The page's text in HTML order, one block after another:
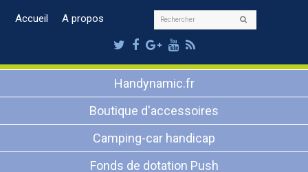
Accueil A propos Rechercher
Twitter
Facebook
Google
Plus
Youtube
RSS
Handynamic.fr
Boutique d'accessoires
Camping-car handicap
Fonds de dotation Push